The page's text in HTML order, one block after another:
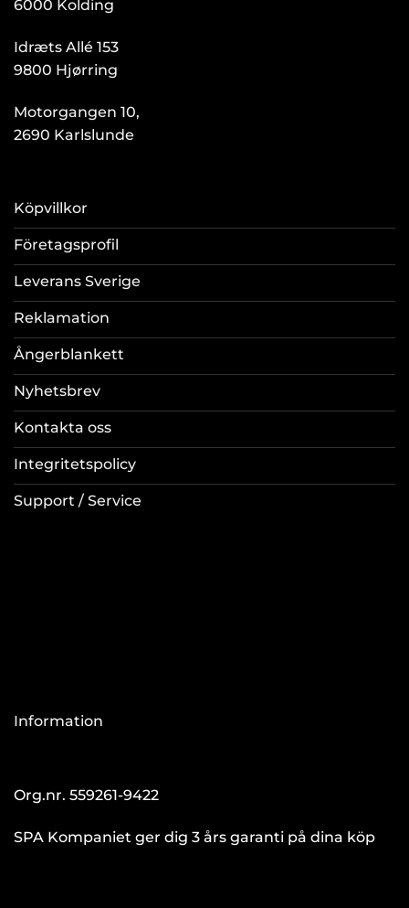
6000 Kolding
Idræts Allé 153
9800 Hjørring
Motorgangen 10,
2690 Karlslunde
Köpvillkor
Företagsprofil
Leverans Sverige
Reklamation
Ångerblankett
Nyhetsbrev
Kontakta oss
Integritetspolicy
Support / Service
Information
Org.nr. 559261-9422
SPA Kompaniet ger dig 3 års garanti på dina köp